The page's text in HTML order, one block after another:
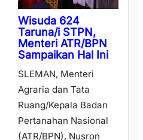
Wisuda 624
Taruna/i STPN,
Menteri ATR/BPN
Sampaikan Hal Ini
SLEMAN, Menteri
Agraria dan Tata
Ruang/Kepala Badan
Pertanahan Nasional
(ATR/BPN), Nusron